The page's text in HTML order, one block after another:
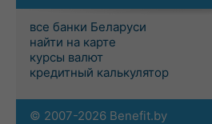
все банки Беларуси
найти на карте
курсы валют
кредитный калькулятор
© 2007-2026 Benefit.by